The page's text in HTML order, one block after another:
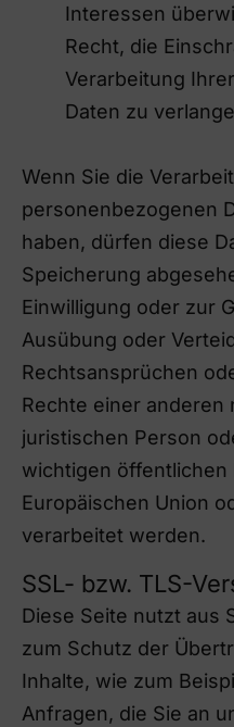
Interessen
Recht, die
Verarbeitung
Daten zu
Wenn Sie die
personenbezogenen
haben, dürfen diese
Speicherung
Einwilligung oder zur
Ausübung oder
Rechtsansprüchen
Rechte einer anderen
juristischen Person
wichtigen
Europäischen Union
verarbeitet werden.
SSL- bzw. TLS-
Diese Seite nutzt aus
zum Schutz der
Inhalte, wie zum
Anfragen, die Sie an